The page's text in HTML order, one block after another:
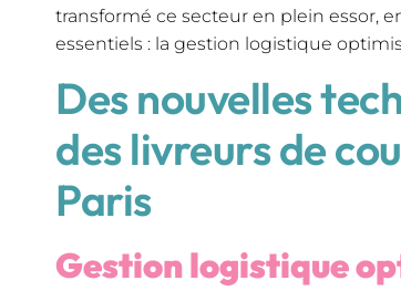
transformé ce secteur en plein essor,
essentiels : la gestion logistique
Des nouvelles
des livreurs de
Paris
Gestion logistique